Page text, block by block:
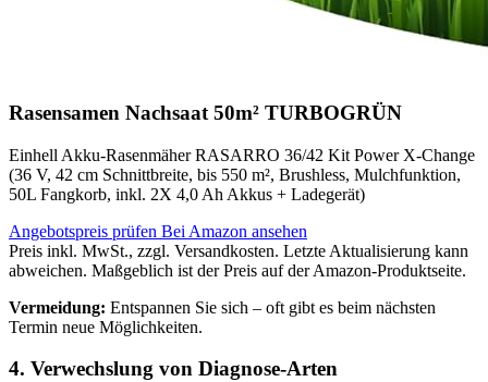
Rasensamen Nachsaat 50m² TURBOGRÜN
Einhell Akku-Rasenmäher RASARRO 36/42 Kit Power X-Change
(36 V, 42 cm Schnittbreite, bis 550 m², Brushless, Mulchfunktion,
50L Fangkorb, inkl. 2X 4,0 Ah Akkus + Ladegerät)
Angebotspreis prüfen Bei Amazon ansehen
Preis inkl. MwSt., zzgl. Versandkosten. Letzte Aktualisierung kann
abweichen. Maßgeblich ist der Preis auf der Amazon-Produktseite.
Vermeidung: Entspannen Sie sich – oft gibt es beim nächsten
Termin neue Möglichkeiten.
4. Verwechslung von Diagnose-Arten